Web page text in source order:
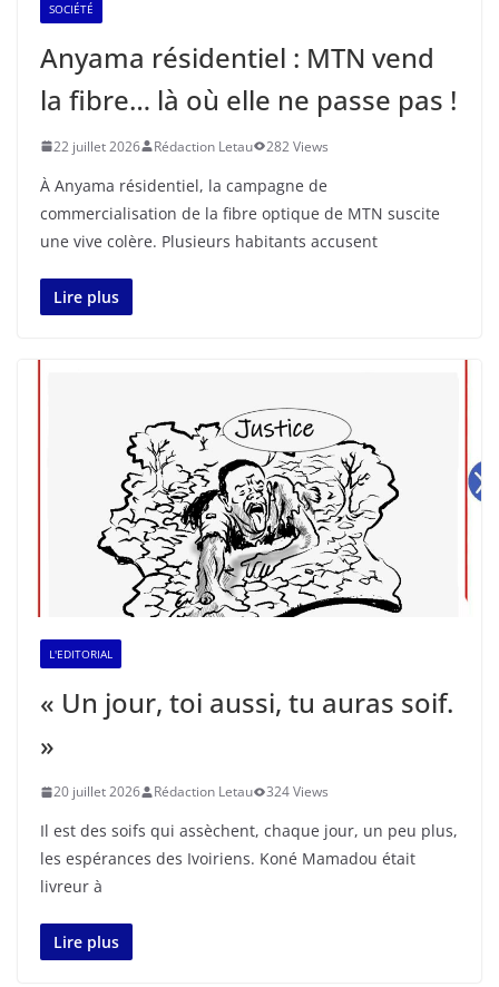
SOCIÉTÉ
Anyama résidentiel : MTN vend
la fibre… là où elle ne passe pas !
22 juillet 2026 Rédaction Letau 282 Views
À Anyama résidentiel, la campagne de
commercialisation de la fibre optique de MTN suscite
une vive colère. Plusieurs habitants accusent
Lire plus
L'EDITORIAL
« Un jour, toi aussi, tu auras soif.
»
20 juillet 2026 Rédaction Letau 324 Views
Il est des soifs qui assèchent, chaque jour, un peu plus,
les espérances des Ivoiriens. Koné Mamadou était
livreur à
Lire plus